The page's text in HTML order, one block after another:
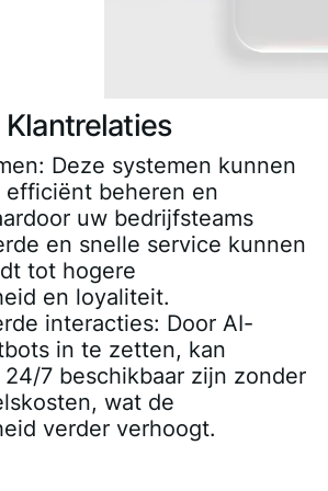
Deze systemen kunnen
efficiënt beheren en
uw bedrijfsteams
en snelle service kunnen
tot hogere
en loyaliteit.
interacties: Door AI-
in te zetten, kan
7 beschikbaar zijn zonder
wat de
verder verhoogt.